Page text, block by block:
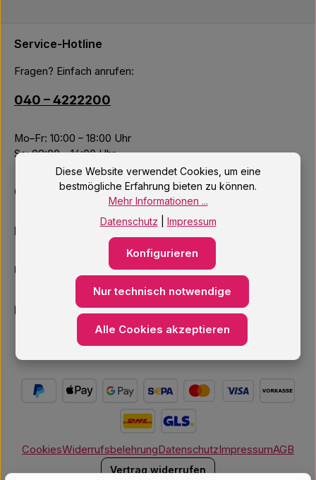
Service-Hotline
Fragen? Einfach anrufen:
040 – 4222200
Mo–Fr: 10:00 – 18:00 Uhr
Sa: 09:00 – 14:00 Uhr
Oder über unserKontaktformular .
Informationen
Unsere Services
Newsletter
CookiesWiderrufsbelehrungDatenschutzImpressumAGB
Vertrag widerrufen
Diese Website verwendet Cookies, um eine
bestmögliche Erfahrung bieten zu können.
Mehr Informationen ...
Datenschutz
Impressum
Nur technisch notwendige
Konfigurieren
Alle Cookies akzeptieren